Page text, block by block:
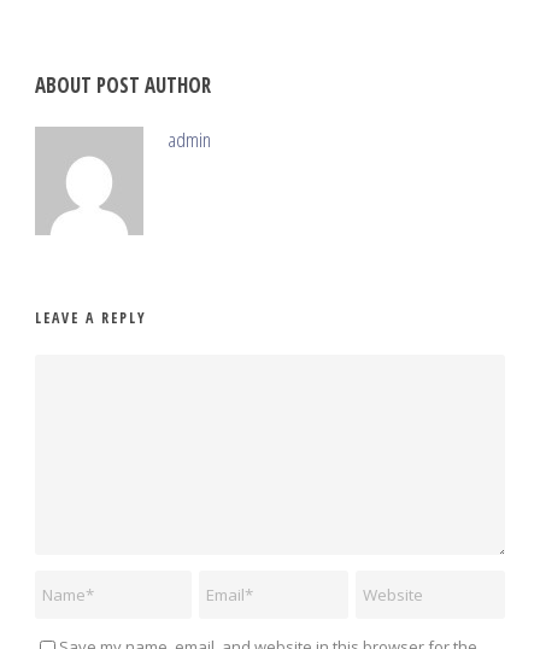
ABOUT POST AUTHOR
admin
LEAVE A REPLY